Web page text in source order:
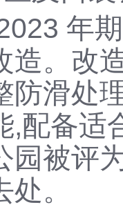
年
造。改
防滑处
,配备适
园被评
。